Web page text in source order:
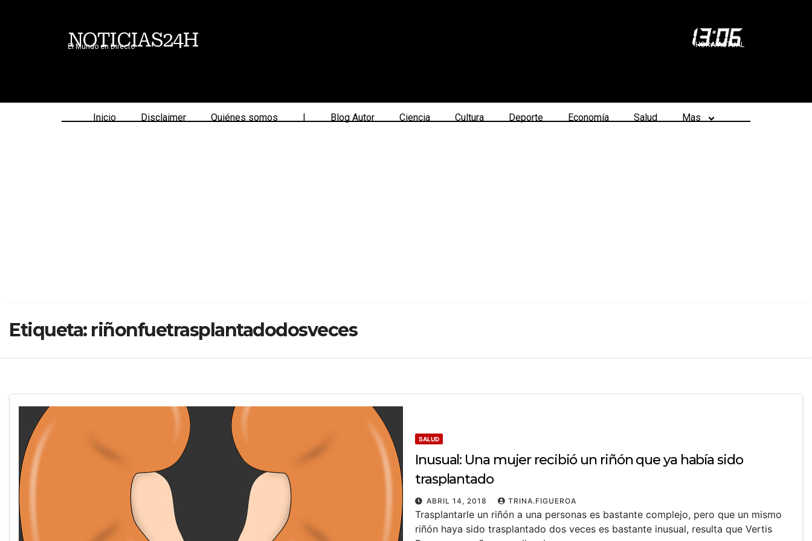
NOTICIAS24H
El Mundo en Directo 13:06
HORA ACTUAL
Inicio Disclaimer Quiénes somos | Blog Autor Ciencia Cultura Deporte Economía Salud Mas
Etiqueta: riñonfuetrasplantadodosveces
SALUD
Inusual: Una mujer recibió un riñón que ya había sido
trasplantado
ABRIL 14, 2018 TRINA.FIGUEROA
Trasplantarle un riñón a una personas es bastante complejo, pero que un mismo
riñón haya sido trasplantado dos veces es bastante inusual, resulta que Vertis